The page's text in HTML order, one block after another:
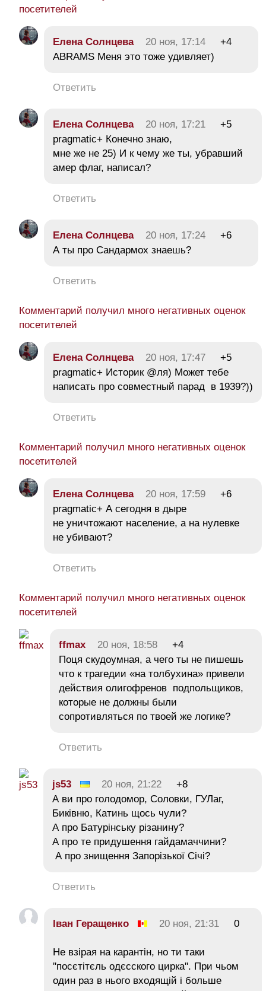
посетителей
Елена Солнцева 20 ноя, 17:14
+4
ABRAMS Меня это тоже удивляет)
Ответить
Елена Солнцева 20 ноя, 17:21
+5
pragmatic+ Конечно знаю,
мне же не 25) И к чему же ты, убравший
амер флаг, написал?
Ответить
Елена Солнцева 20 ноя, 17:24
+6
А ты про Сандармох знаешь?
Ответить
Комментарий получил много негативных оценок
посетителей
Елена Солнцева 20 ноя, 17:47
+5
pragmatic+ Историк @ля) Может тебе
написать про совместный парад в 1939?))
Ответить
Комментарий получил много негативных оценок
посетителей
Елена Солнцева 20 ноя, 17:59
+6
pragmatic+ А сегодня в дыре
не уничтожают население, а на нулевке
не убивают?
Ответить
Комментарий получил много негативных оценок
посетителей
ffmax 20 ноя, 18:58
+4
Поця скудоумная, а чего ты не пишешь
что к трагедии «на толбухина» привели
действия олигофренов подпольщиков,
которые не должны были
сопротивляться по твоей же логике?
Ответить
js53 20 ноя, 21:22
+8
А ви про голодомор, Соловки, ГУЛаг,
Биківню, Катинь щось чули?
А про Батурінську різанину?
А про те придушення гайдамаччини?
А про знищення Запорізької Січі?
Ответить
Іван Геращенко 20 ноя, 21:31 0
Не взірая на карантін, но ти таки
''посєтітєль одєсского цирка''. При чьом
один раз в нього входящій і больше